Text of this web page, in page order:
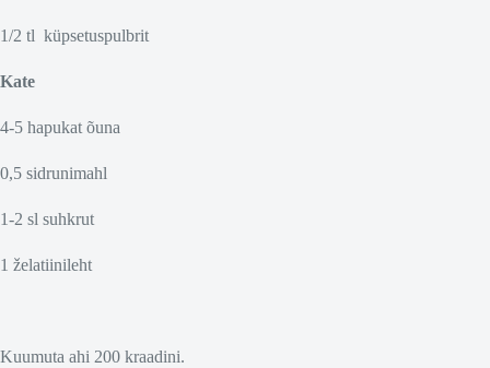
1/2 tl küpsetuspulbrit
Kate
4-5 hapukat õuna
0,5 sidrunimahl
1-2 sl suhkrut
1 želatiinileht
Kuumuta ahi 200 kraadini.